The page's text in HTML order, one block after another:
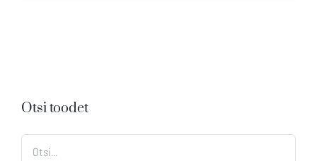
Otsi toodet